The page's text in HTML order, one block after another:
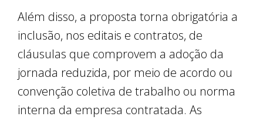
Além disso, a proposta torna obrigatória a
inclusão, nos editais e contratos, de
cláusulas que comprovem a adoção da
jornada reduzida, por meio de acordo ou
convenção coletiva de trabalho ou norma
interna da empresa contratada. As